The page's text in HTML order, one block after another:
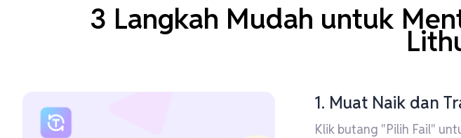
3 Langkah Mudah untuk
1. Muat Naik dan
Klik butang "Pilih Fail"